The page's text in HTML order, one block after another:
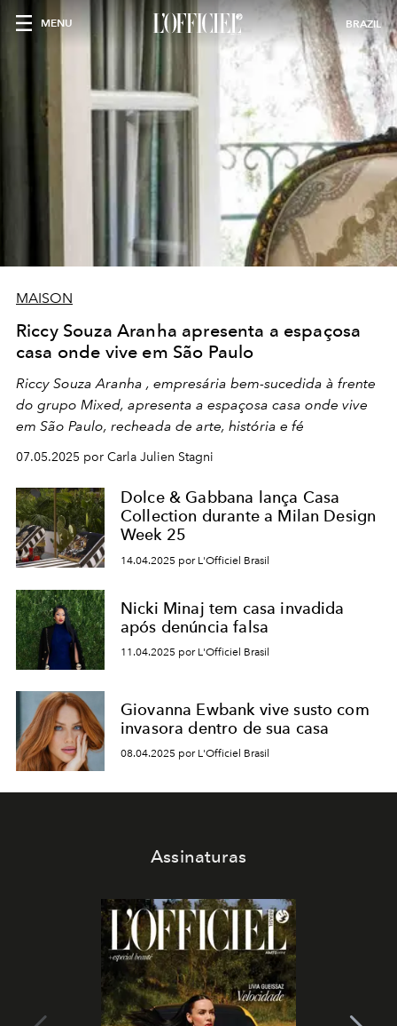
MENU BRAZIL
MAISON
Riccy Souza Aranha apresenta a espaçosa
casa onde vive em São Paulo
Riccy Souza Aranha , empresária bem-sucedida à frente
do grupo Mixed, apresenta a espaçosa casa onde vive
em São Paulo, recheada de arte, história e fé
07.05.2025 por Carla Julien Stagni
Dolce & Gabbana lança Casa
Collection durante a Milan Design
Week 25
14.04.2025 por L'Officiel Brasil
Nicki Minaj tem casa invadida
após denúncia falsa
11.04.2025 por L'Officiel Brasil
Giovanna Ewbank vive susto com
invasora dentro de sua casa
08.04.2025 por L'Officiel Brasil
Assinaturas